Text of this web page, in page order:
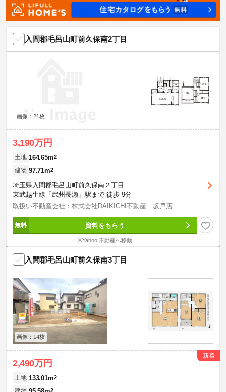
入間郡毛呂山町前久保南2丁目
画像：21枚
3,190万円
土地 164.65m2
建物 97.71m2
埼玉県入間郡毛呂山町前久保南２丁目
東武越生線「武州長瀬」駅まで 徒歩 9分
取扱い不動産会社：株式会社DAIKICHI不動産 坂戸店
資料をもらう
※Yahoo!不動産へ移動
入間郡毛呂山町前久保南3丁目
画像：14枚
2,490万円
新着
土地 133.01m2
2